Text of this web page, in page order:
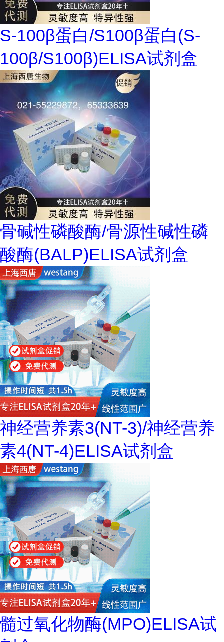
S-100β蛋白/S100β蛋白(S-
100β/S100β)ELISA试剂盒
骨碱性磷酸酶/骨源性碱性磷
酸酶(BALP)ELISA试剂盒
神经营养素3(NT-3)/神经营养
素4(NT-4)ELISA试剂盒
髓过氧化物酶(MPO)ELISA试